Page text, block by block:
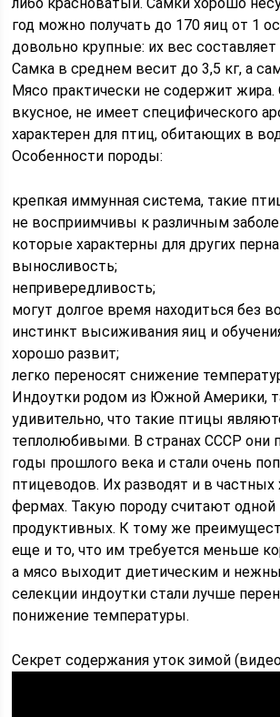
год можно получать до 170 яиц от 1
довольно крупные: их вес
Самка в среднем весит до 3,5 кг, а
Мясо практически не содержит жира.
вкусное, не имеет специфического
характерен для птиц, обитающих в
Особенности породы:
крепкая иммунная система, такие
не восприимчивы к различным
которые характерны для других
выносливость;
непривередливость;
могут долгое время находиться без
инстинкт высиживания яиц и
хорошо развит;
легко переносят снижение
Индоутки родом из Южной Америки,
удивительно, что такие птицы
теплолюбивыми. В странах СССР они
годы прошлого века и стали очень
птицеводов. Их разводят и в частных
фермах. Такую породу считают
продуктивных. К тому же
еще и то, что им требуется меньше
а мясо выходит диетическим и
селекции индоутки стали лучше
понижение температуры.
Секрет содержания уток зимой